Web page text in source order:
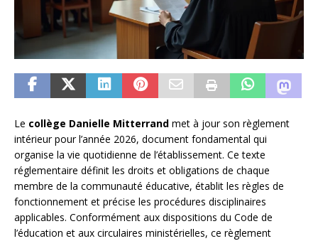
Le collège Danielle Mitterrand met à jour son règlement
intérieur pour l’année 2026, document fondamental qui
organise la vie quotidienne de l’établissement. Ce texte
réglementaire définit les droits et obligations de chaque
membre de la communauté éducative, établit les règles de
fonctionnement et précise les procédures disciplinaires
applicables. Conformément aux dispositions du Code de
l’éducation et aux circulaires ministérielles, ce règlement